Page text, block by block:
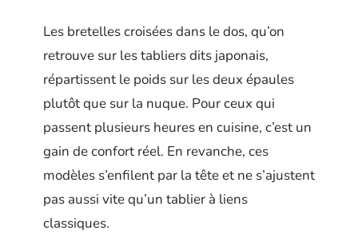
Les bretelles croisées dans le dos, qu’on
retrouve sur les tabliers dits japonais,
répartissent le poids sur les deux épaules
plutôt que sur la nuque. Pour ceux qui
passent plusieurs heures en cuisine, c’est un
gain de confort réel. En revanche, ces
modèles s’enfilent par la tête et ne s’ajustent
pas aussi vite qu’un tablier à liens
classiques.